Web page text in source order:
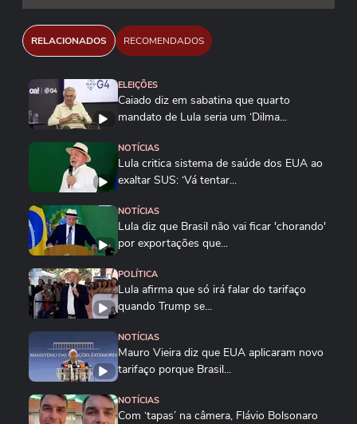
RELACIONADOS RECOMENDADOS
ELEIÇÕES
Caiado diz em sabatina que quarto
mandato de Lula seria um ‘Dilma...
NOTÍCIAS
Lula critica sistema de saúde dos EUA ao
exaltar SUS: ‘Vá tentar...
NOTÍCIAS
Lula diz que Brasil não vai ficar 'chorando'
por exportações que...
POLÍTICA
Lula afirma que só irá falar do tarifaço
quando Trump se...
NOTÍCIAS
Mauro Vieira diz que EUA aplicaram novo
tarifaço porque Brasil...
NOTÍCIAS
Com ‘tapas’ na câmera, Flávio Bolsonaro